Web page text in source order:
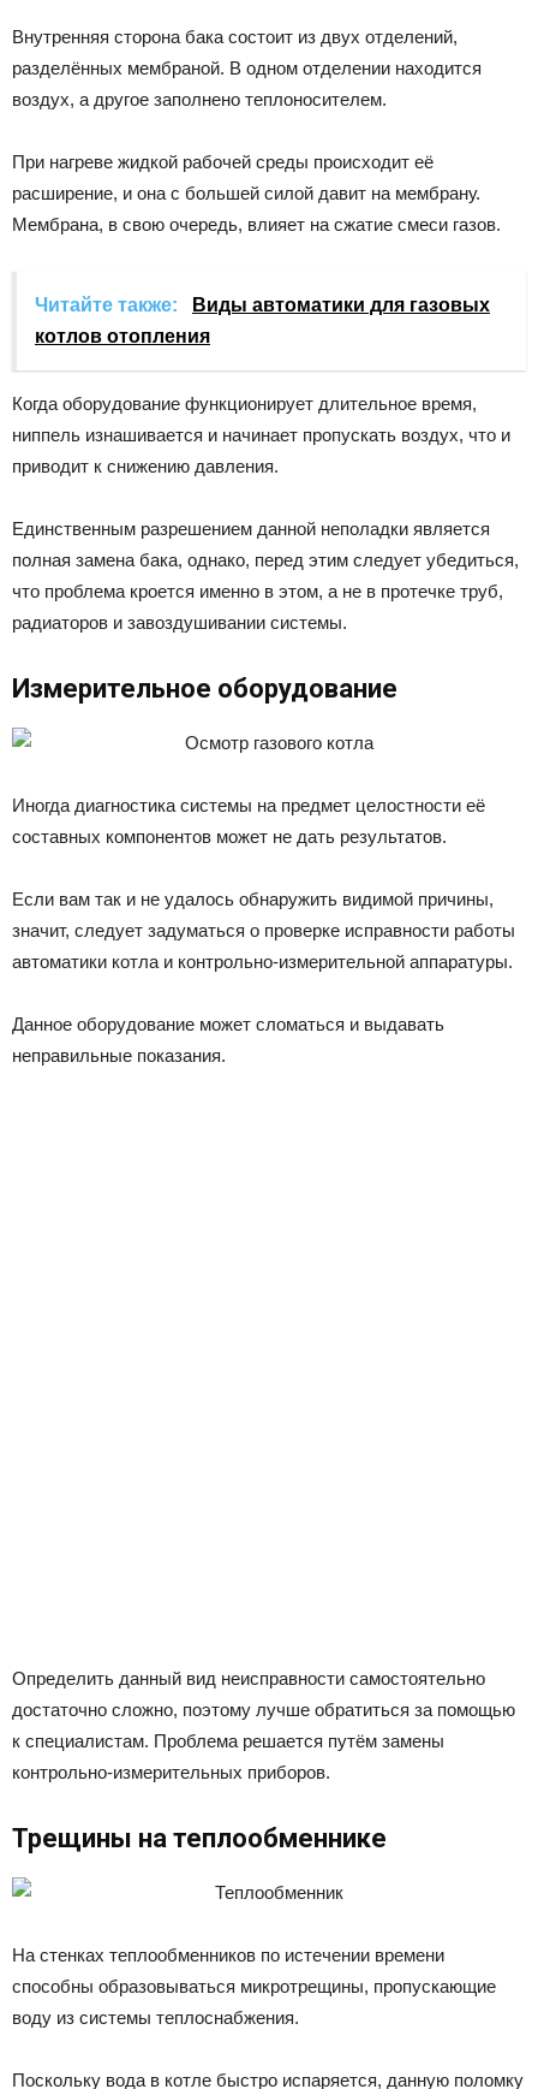
Внутренняя сторона бака состоит из двух отделений,
разделённых мембраной. В одном отделении находится
воздух, а другое заполнено теплоносителем.
При нагреве жидкой рабочей среды происходит её
расширение, и она с большей силой давит на мембрану.
Мембрана, в свою очередь, влияет на сжатие смеси газов.
Читайте также:
Виды автоматики для газовых
котлов отопления
Когда оборудование функционирует длительное время,
ниппель изнашивается и начинает пропускать воздух, что и
приводит к снижению давления.
Единственным разрешением данной неполадки является
полная замена бака, однако, перед этим следует убедиться,
что проблема кроется именно в этом, а не в протечке труб,
радиаторов и завоздушивании системы.
Измерительное оборудование
Иногда диагностика системы на предмет целостности её
составных компонентов может не дать результатов.
Если вам так и не удалось обнаружить видимой причины,
значит, следует задуматься о проверке исправности работы
автоматики котла и контрольно-измерительной аппаратуры.
Данное оборудование может сломаться и выдавать
неправильные показания.
Определить данный вид неисправности самостоятельно
достаточно сложно, поэтому лучше обратиться за помощью
к специалистам. Проблема решается путём замены
контрольно-измерительных приборов.
Трещины на теплообменнике
На стенках теплообменников по истечении времени
способны образовываться микротрещины, пропускающие
воду из системы теплоснабжения.
Поскольку вода в котле быстро испаряется, данную поломку